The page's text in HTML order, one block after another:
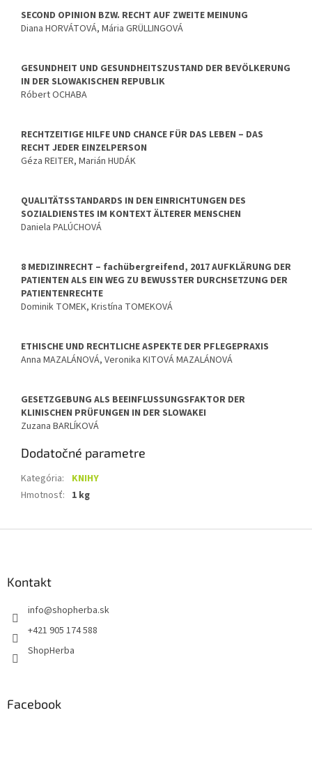
SECOND OPINION BZW. RECHT AUF ZWEITE MEINUNG
Diana HORVÁTOVÁ, Mária GRÜLLINGOVÁ
GESUNDHEIT UND GESUNDHEITSZUSTAND DER BEVÖLKERUNG
IN DER SLOWAKISCHEN REPUBLIK
Róbert OCHABA
RECHTZEITIGE HILFE UND CHANCE FÜR DAS LEBEN – DAS
RECHT JEDER EINZELPERSON
Géza REITER, Marián HUDÁK
QUALITÄTSSTANDARDS IN DEN EINRICHTUNGEN DES
SOZIALDIENSTES IM KONTEXT ÄLTERER MENSCHEN
Daniela PALÚCHOVÁ
8 MEDIZINRECHT – fachübergreifend, 2017 AUFKLÄRUNG DER
PATIENTEN ALS EIN WEG ZU BEWUSSTER DURCHSETZUNG DER
PATIENTENRECHTE
Dominik TOMEK, Kristína TOMEKOVÁ
ETHISCHE UND RECHTLICHE ASPEKTE DER PFLEGEPRAXIS
Anna MAZALÁNOVÁ, Veronika KITOVÁ MAZALÁNOVÁ
GESETZGEBUNG ALS BEEINFLUSSUNGSFAKTOR DER
KLINISCHEN PRÜFUNGEN IN DER SLOWAKEI
Zuzana BARLÍKOVÁ
Dodatočné parametre
Kategória:
KNIHY
Hmotnosť: 1 kg
Kontakt
info@shopherba.sk
+421 905 174 588
ShopHerba
Facebook